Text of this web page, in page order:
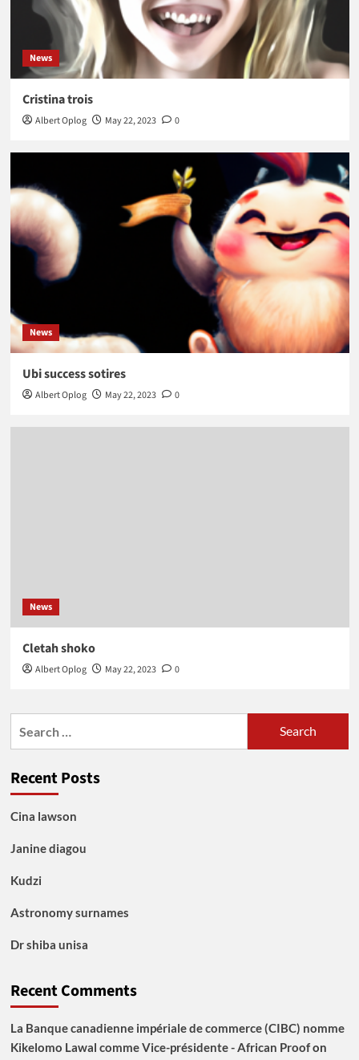
News
Cristina trois
Albert Oplog May 22, 2023 0
News
Ubi success sotires
Albert Oplog May 22, 2023 0
News
Cletah shoko
Albert Oplog May 22, 2023 0
Recent Posts
Cina lawson
Janine diagou
Kudzi
Astronomy surnames
Dr shiba unisa
Recent Comments
La Banque canadienne impériale de commerce (CIBC) nomme
Kikelomo Lawal comme Vice-présidente - African Proofon